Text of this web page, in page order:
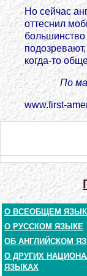
Но сейчас
оттеснил
когда-то
По
www.first-
О ВСЕОБЩЕМ
О РУССКОМ ЯЗЫКЕ
ОБ АНГЛИЙСКОМ
О ДРУГИХ
ЯЗЫКАХ